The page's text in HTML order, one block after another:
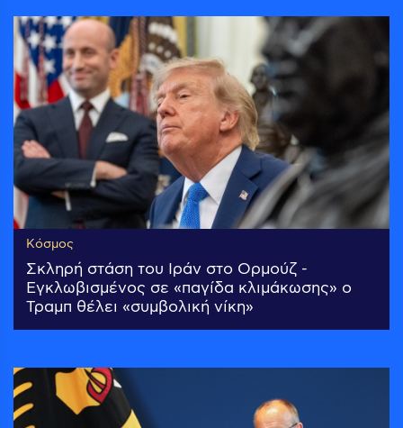
Κόσμος
Σκληρή στάση του Ιράν στο Ορμούζ -
Εγκλωβισμένος σε «παγίδα κλιμάκωσης» ο
Τραμπ θέλει «συμβολική νίκη»